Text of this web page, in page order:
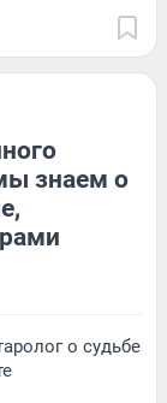
знаем о
о судьбе